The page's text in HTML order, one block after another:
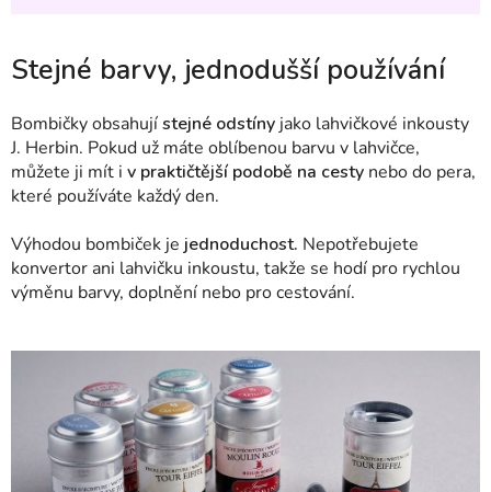
Stejné barvy, jednodušší používání
Bombičky obsahujístejné odstíny jako lahvičkové inkousty
J. Herbin. Pokud už máte oblíbenou barvu v lahvičce,
můžete ji mít i v praktičtější podobě na cesty nebo do pera,
které používáte každý den.
Výhodou bombiček je jednoduchost. Nepotřebujete
konvertor ani lahvičku inkoustu, takže se hodí pro rychlou
výměnu barvy, doplnění nebo pro cestování.